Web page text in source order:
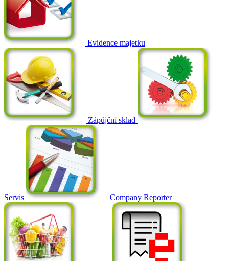
Evidence majetku
Zápůjční sklad
Servis Company Reporter